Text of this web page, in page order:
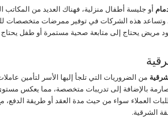
أو جليسة أطفال منزلية، فهناك العديد من
وتساعد هذه الشركات في توفير ممرضات متخصصات
مريض يحتاج إلى متابعة صحية مستمرة أو طفل يحتاج
من الضروريات التي تلجأ إليها الأسر لتأمين
بالإضافة إلى تدريبات متخصصة، مما يعكس
العملاء سواء من حيث مدة العقد أو طريقة الدفع،
الشرقية.